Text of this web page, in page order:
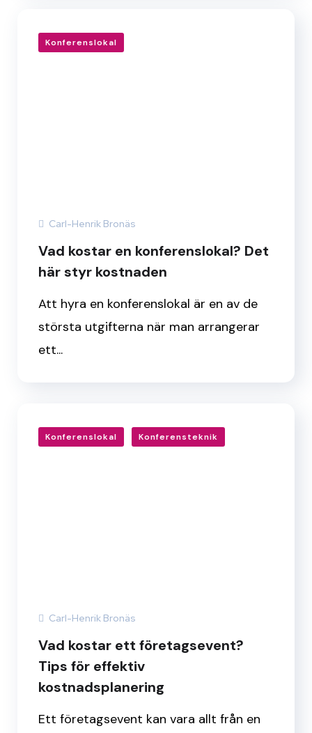
Konferenslokal
Carl-Henrik Bronäs
Vad kostar en konferenslokal? Det
här styr kostnaden
Att hyra en konferenslokal är en av de
största utgifterna när man arrangerar
ett...
Konferenslokal Konferensteknik
Carl-Henrik Bronäs
Vad kostar ett företagsevent?
Tips för effektiv
kostnadsplanering
Ett företagsevent kan vara allt från en